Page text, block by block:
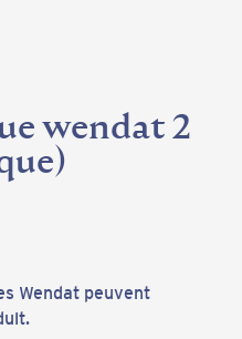
wendat 2
Wendat peuvent